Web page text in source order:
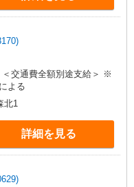
交通費全額別途支給＞ ※
よる
北1
詳細を見る